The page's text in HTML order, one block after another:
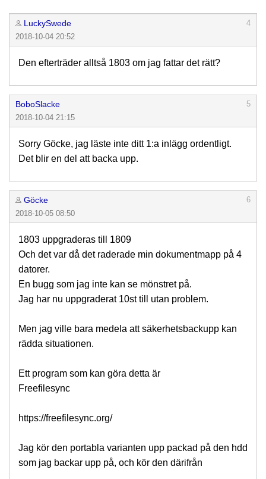
LuckySwede
4
2018-10-04 20:52
Den efterträder alltså 1803 om jag fattar det rätt?
BoboSlacke
5
2018-10-04 21:15
Sorry Göcke, jag läste inte ditt 1:a inlägg ordentligt.
Det blir en del att backa upp.
Göcke
6
2018-10-05 08:50
1803 uppgraderas till 1809
Och det var då det raderade min dokumentmapp på 4
datorer.
En bugg som jag inte kan se mönstret på.
Jag har nu uppgraderat 10st till utan problem.
Men jag ville bara medela att säkerhetsbackupp kan
rädda situationen.
Ett program som kan göra detta är
Freefilesync
https://freefilesync.org/
Jag kör den portabla varianten upp packad på den hdd
som jag backar upp på, och kör den därifrån